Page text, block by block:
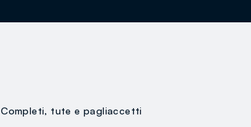
Completi, tute e pagliaccetti